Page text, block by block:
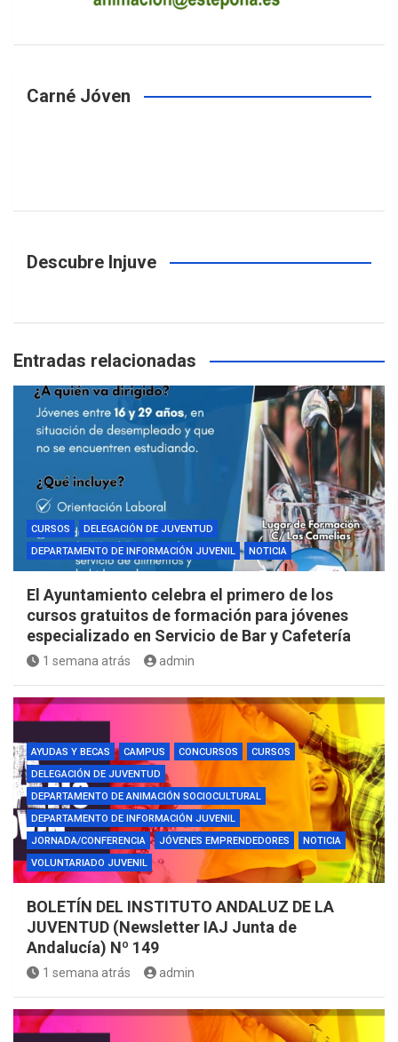
Carné Jóven
Descubre Injuve
Entradas relacionadas
CURSOS
DELEGACIÓN DE JUVENTUD
DEPARTAMENTO DE INFORMACIÓN JUVENIL
NOTICIA
El Ayuntamiento celebra el primero de los
cursos gratuitos de formación para jóvenes
especializado en Servicio de Bar y Cafetería
1 semana atrás admin
AYUDAS Y BECAS CAMPUS CONCURSOS
CURSOS
DELEGACIÓN DE JUVENTUD
DEPARTAMENTO DE ANIMACIÓN SOCIOCULTURAL
DEPARTAMENTO DE INFORMACIÓN JUVENIL
JORNADA/CONFERENCIA
JÓVENES EMPRENDEDORES
NOTICIA
VOLUNTARIADO JUVENIL
BOLETÍN DEL INSTITUTO ANDALUZ DE LA
JUVENTUD (Newsletter IAJ Junta de
Andalucía) Nº 149
1 semana atrás admin